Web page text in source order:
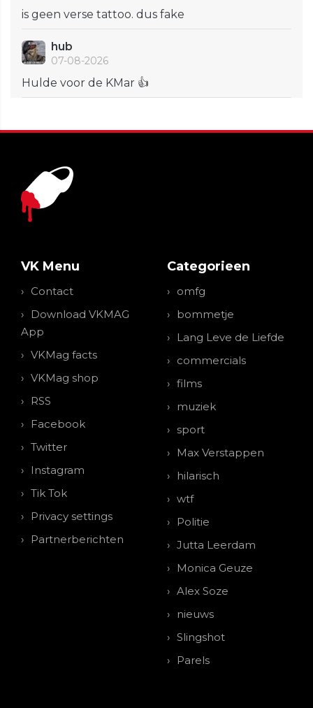
is geen verse tattoo. dus fake
hub
07-08-2026
Hulde voor de KMar 👍
VK Menu
Contact
Download VKMAG
App
VKMag facts
VKMag shop
RSS
Facebook
Twitter
Instagram
Tik Tok
Privacy settings
Partnerberichten
Categorieen
omfg
bommetje
Lang Leve de Liefde
commercials
films
muziek
sport
Max Verstappen
hilarisch
wtf
Politie
Jutta Leerdam
Monica Geuze
Alex Soze
nieuws
Slingshot
Parels